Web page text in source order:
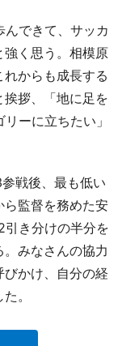
できて、サッカ
強く思う。相模原
からも成長する
拶、「地に足を
ーに立ちたい」
戦後、最も低い
ら監督を務めた安
引き分けの半分を
みなさんの協力
かけ、自分の経
。